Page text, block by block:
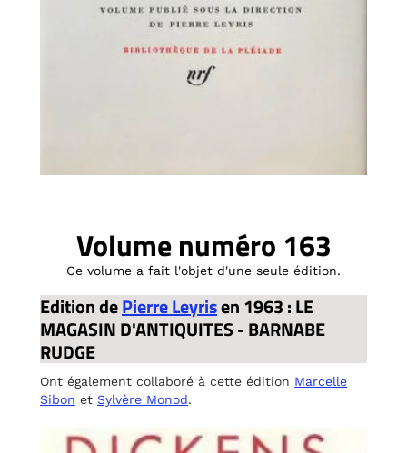
Volume numéro 163
Ce volume a fait l'objet d'une seule édition.
Edition dePierre Leyrisen 1963 : LE
MAGASIN D'ANTIQUITES - BARNABE
RUDGE
Ont également collaboré à cette édition Marcelle
Sibon et Sylvère Monod.